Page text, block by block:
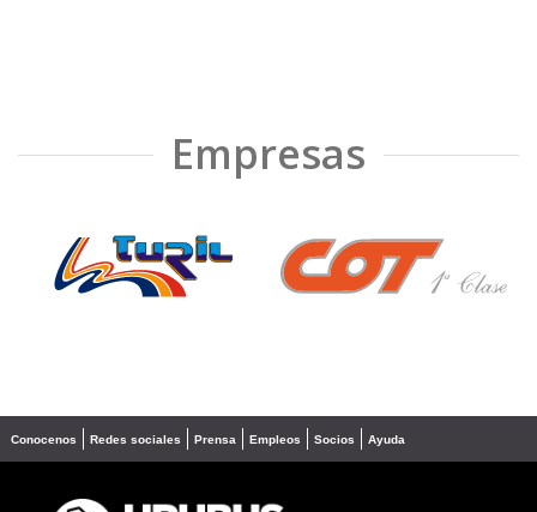
Empresas
❮ ❯
Conocenos Redes sociales Prensa Empleos Socios Ayuda